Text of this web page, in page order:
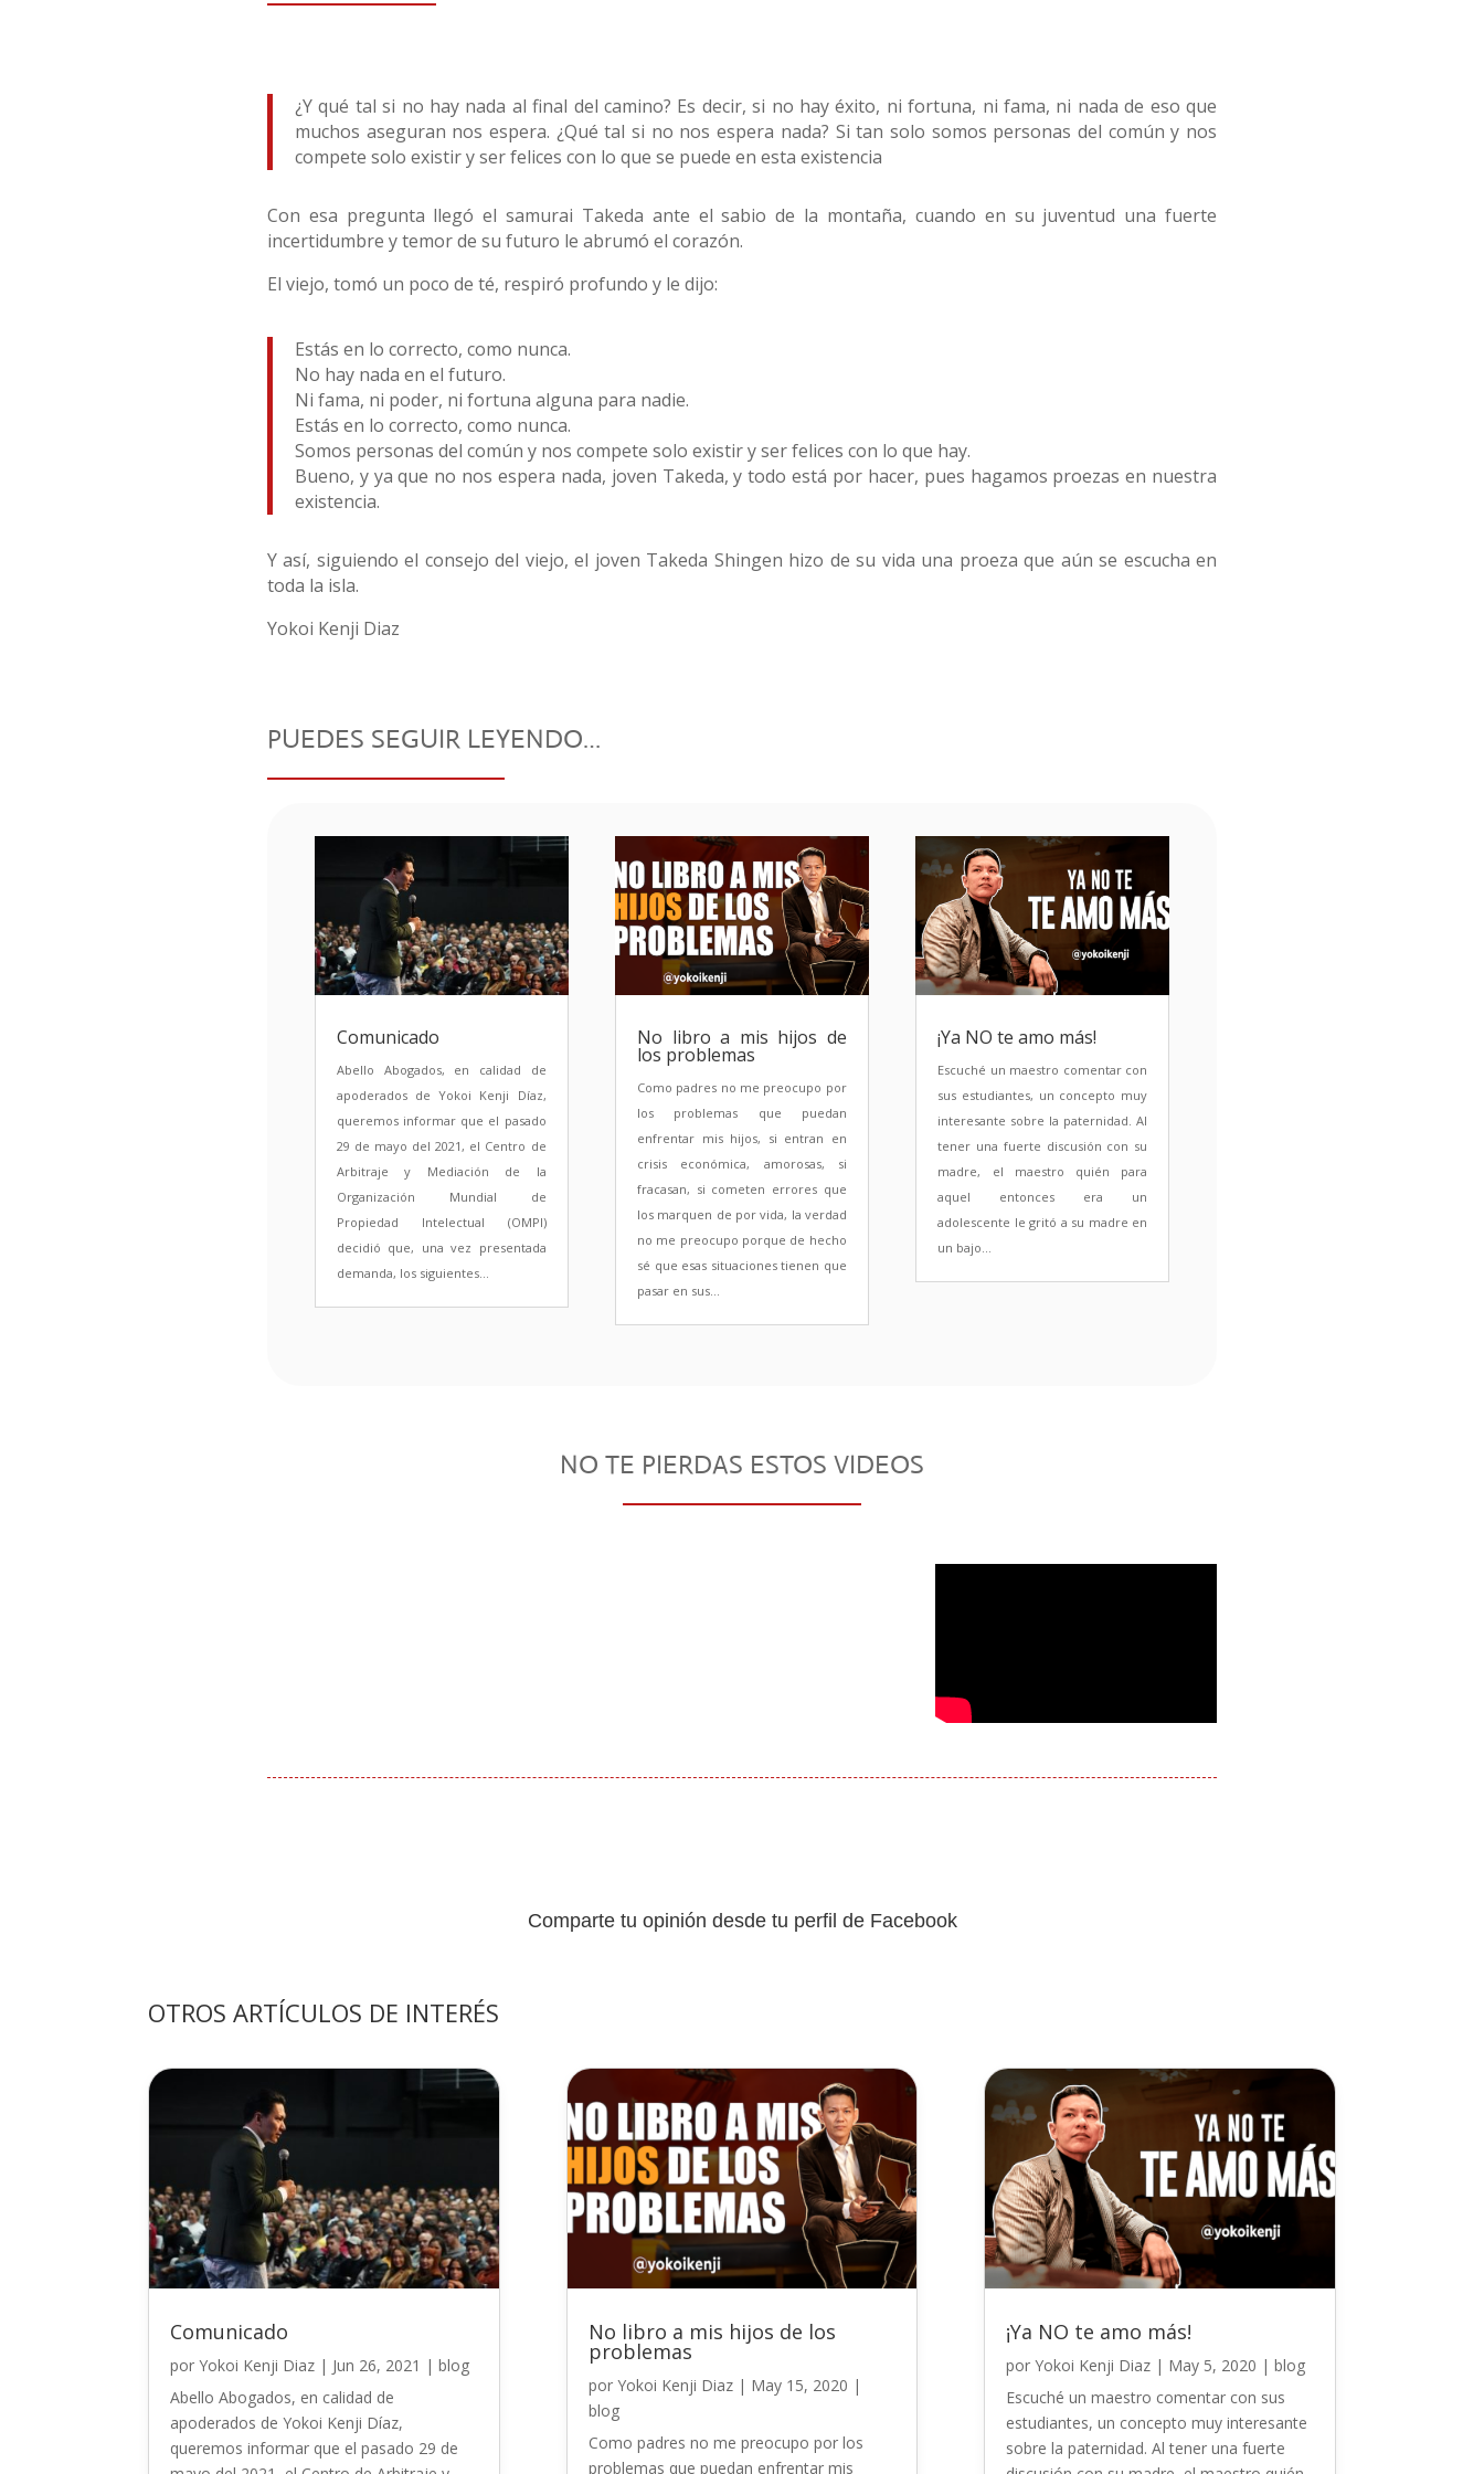
aumentar
o
volumen.
¿Y qué tal si no hay nada al final del camino? Es decir, si no hay éxito, ni fortuna, ni fama, ni nada de eso que
muchos aseguran nos espera. ¿Qué tal si no nos espera nada? Si tan solo somos personas del común y nos
compete solo existir y ser felices con lo que se puede en esta existencia
Con esa pregunta llegó el samurai Takeda ante el sabio de la montaña, cuando en su juventud una fuerte
incertidumbre y temor de su futuro le abrumó el corazón.
El viejo, tomó un poco de té, respiró profundo y le dijo:
Estás en lo correcto, como nunca.
No hay nada en el futuro.
Ni fama, ni poder, ni fortuna alguna para nadie.
Estás en lo correcto, como nunca.
Somos personas del común y nos compete solo existir y ser felices con lo que hay.
Bueno, y ya que no nos espera nada, joven Takeda, y todo está por hacer, pues hagamos proezas en nuestra
existencia.
Y así, siguiendo el consejo del viejo, el joven Takeda Shingen hizo de su vida una proeza que aún se escucha en
toda la isla.
Yokoi Kenji Diaz
PUEDES SEGUIR LEYENDO…
Comunicado
Abello Abogados, en calidad de
apoderados de Yokoi Kenji Díaz,
queremos informar que el pasado
29 de mayo del 2021, el Centro de
Arbitraje y Mediación de la
Organización Mundial de
Propiedad Intelectual (OMPI)
decidió que, una vez presentada
demanda, los siguientes...
No libro a mis hijos de
los problemas
Como padres no me preocupo por
los problemas que puedan
enfrentar mis hijos, si entran en
crisis económica, amorosas, si
fracasan, si cometen errores que
los marquen de por vida, la verdad
no me preocupo porque de hecho
sé que esas situaciones tienen que
pasar en sus...
¡Ya NO te amo más!
Escuché un maestro comentar con
sus estudiantes, un concepto muy
interesante sobre la paternidad. Al
tener una fuerte discusión con su
madre, el maestro quién para
aquel entonces era un
adolescente le gritó a su madre en
un bajo...
NO TE PIERDAS ESTOS VIDEOS
Comparte tu opinión desde tu perfil de Facebook
OTROS ARTÍCULOS DE INTERÉS
Comunicado
porYokoi Kenji Diaz | Jun 26, 2021 |blog
Abello Abogados, en calidad de
apoderados de Yokoi Kenji Díaz,
queremos informar que el pasado 29 de
No libro a mis hijos de los
problemas
por Yokoi Kenji Diaz| May 15, 2020 |
blog
Como padres no me preocupo por los
problemas que puedan enfrentar mis
¡Ya NO te amo más!
por Yokoi Kenji Diaz| May 5, 2020 | blog
Escuché un maestro comentar con sus
estudiantes, un concepto muy interesante
sobre la paternidad. Al tener una fuerte